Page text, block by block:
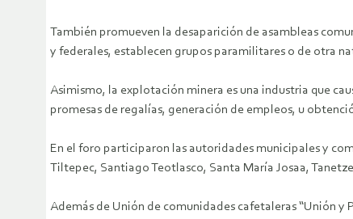
También promueven la desaparición de asambleas
y federales, establecen grupos paramilitares o de otra
Asimismo, la explotación minera es una industria que
promesas de regalías, generación de empleos, u
En el foro participaron las autoridades municipales y
Tiltepec, Santiago Teotlasco, Santa María Josaa,
Además de Unión de comunidades cafetaleras “Unión y